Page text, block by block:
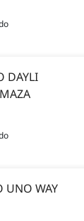
DAYLI
UNO WAY